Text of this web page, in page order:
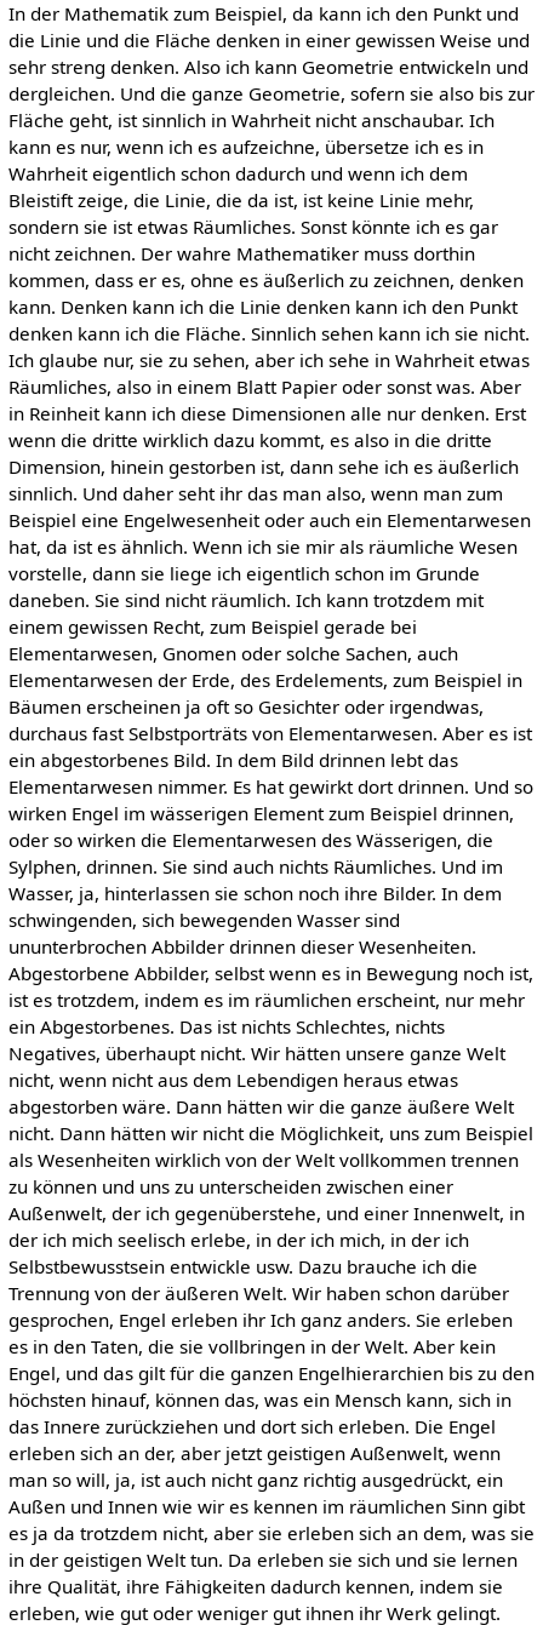
In der Mathematik zum Beispiel, da kann ich den Punkt und
die Linie und die Fläche denken in einer gewissen Weise und
sehr streng denken. Also ich kann Geometrie entwickeln und
dergleichen. Und die ganze Geometrie, sofern sie also bis zur
Fläche geht, ist sinnlich in Wahrheit nicht anschaubar. Ich
kann es nur, wenn ich es aufzeichne, übersetze ich es in
Wahrheit eigentlich schon dadurch und wenn ich dem
Bleistift zeige, die Linie, die da ist, ist keine Linie mehr,
sondern sie ist etwas Räumliches. Sonst könnte ich es gar
nicht zeichnen. Der wahre Mathematiker muss dorthin
kommen, dass er es, ohne es äußerlich zu zeichnen, denken
kann. Denken kann ich die Linie denken kann ich den Punkt
denken kann ich die Fläche. Sinnlich sehen kann ich sie nicht.
Ich glaube nur, sie zu sehen, aber ich sehe in Wahrheit etwas
Räumliches, also in einem Blatt Papier oder sonst was. Aber
in Reinheit kann ich diese Dimensionen alle nur denken. Erst
wenn die dritte wirklich dazu kommt, es also in die dritte
Dimension, hinein gestorben ist, dann sehe ich es äußerlich
sinnlich. Und daher seht ihr das man also, wenn man zum
Beispiel eine Engelwesenheit oder auch ein Elementarwesen
hat, da ist es ähnlich. Wenn ich sie mir als räumliche Wesen
vorstelle, dann sie liege ich eigentlich schon im Grunde
daneben. Sie sind nicht räumlich. Ich kann trotzdem mit
einem gewissen Recht, zum Beispiel gerade bei
Elementarwesen, Gnomen oder solche Sachen, auch
Elementarwesen der Erde, des Erdelements, zum Beispiel in
Bäumen erscheinen ja oft so Gesichter oder irgendwas,
durchaus fast Selbstporträts von Elementarwesen. Aber es ist
ein abgestorbenes Bild. In dem Bild drinnen lebt das
Elementarwesen nimmer. Es hat gewirkt dort drinnen. Und so
wirken Engel im wässerigen Element zum Beispiel drinnen,
oder so wirken die Elementarwesen des Wässerigen, die
Sylphen, drinnen. Sie sind auch nichts Räumliches. Und im
Wasser, ja, hinterlassen sie schon noch ihre Bilder. In dem
schwingenden, sich bewegenden Wasser sind
ununterbrochen Abbilder drinnen dieser Wesenheiten.
Abgestorbene Abbilder, selbst wenn es in Bewegung noch ist,
ist es trotzdem, indem es im räumlichen erscheint, nur mehr
ein Abgestorbenes. Das ist nichts Schlechtes, nichts
Negatives, überhaupt nicht. Wir hätten unsere ganze Welt
nicht, wenn nicht aus dem Lebendigen heraus etwas
abgestorben wäre. Dann hätten wir die ganze äußere Welt
nicht. Dann hätten wir nicht die Möglichkeit, uns zum Beispiel
als Wesenheiten wirklich von der Welt vollkommen trennen
zu können und uns zu unterscheiden zwischen einer
Außenwelt, der ich gegenüberstehe, und einer Innenwelt, in
der ich mich seelisch erlebe, in der ich mich, in der ich
Selbstbewusstsein entwickle usw. Dazu brauche ich die
Trennung von der äußeren Welt. Wir haben schon darüber
gesprochen, Engel erleben ihr Ich ganz anders. Sie erleben
es in den Taten, die sie vollbringen in der Welt. Aber kein
Engel, und das gilt für die ganzen Engelhierarchien bis zu den
höchsten hinauf, können das, was ein Mensch kann, sich in
das Innere zurückziehen und dort sich erleben. Die Engel
erleben sich an der, aber jetzt geistigen Außenwelt, wenn
man so will, ja, ist auch nicht ganz richtig ausgedrückt, ein
Außen und Innen wie wir es kennen im räumlichen Sinn gibt
es ja da trotzdem nicht, aber sie erleben sich an dem, was sie
in der geistigen Welt tun. Da erleben sie sich und sie lernen
ihre Qualität, ihre Fähigkeiten dadurch kennen, indem sie
erleben, wie gut oder weniger gut ihnen ihr Werk gelingt.